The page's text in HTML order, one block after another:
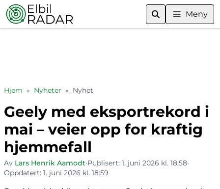
Meny
Hjem » Nyheter » Nyhet
Geely med eksportrekord i
mai – veier opp for kraftig
hjemmefall
Av Lars Henrik Aamodt•Publisert: 1. juni 2026 kl. 18:58•
Oppdatert: 1. juni 2026 kl. 18:59